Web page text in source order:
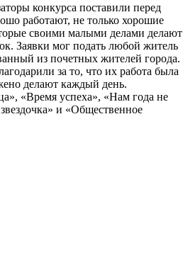
конкурса поставили перед
работают, не только хорошие
своими малыми делами делают
Заявки мог подать любой житель
из почетных жителей города.
за то, что их работа была
делают каждый день.
«Время успеха», «Нам года не
и «Общественное